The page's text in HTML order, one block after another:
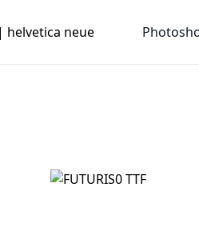
neue